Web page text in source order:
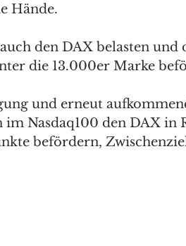
Hände.
den DAX belasten und
die 13.000er Marke
und erneut
Nasdaq100 den DAX in
befördern,